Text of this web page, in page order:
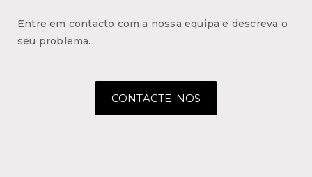
Entre em contacto com a nossa equipa e descreva o
seu problema.
CONTACTE-NOS